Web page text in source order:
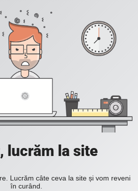
lucrăm la site
Lucrăm câte ceva la site și vom reveni
în curând.